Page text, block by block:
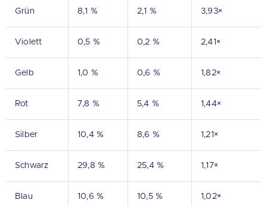
Grün 8,1 % 2,1 % 3,93×
Violett 0,5 % 0,2 % 2,41×
Gelb 1,0 % 0,6 % 1,82×
Rot 7,8 % 5,4 % 1,44×
Silber 10,4 % 8,6 % 1,21×
Schwarz 29,8 % 25,4 % 1,17×
Blau 10,6 % 10,5 % 1,02×